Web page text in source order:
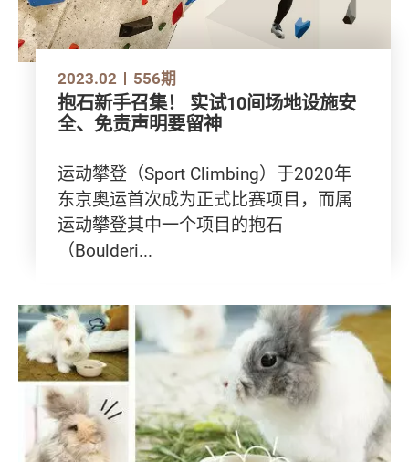
2023.02 556期
抱石新手召集！ 实试10间场地设施安
全、免责声明要留神
运动攀登（Sport Climbing）于2020年
东京奥运首次成为正式比赛项目，而属
运动攀登其中一个项目的抱石
（Boulderi...